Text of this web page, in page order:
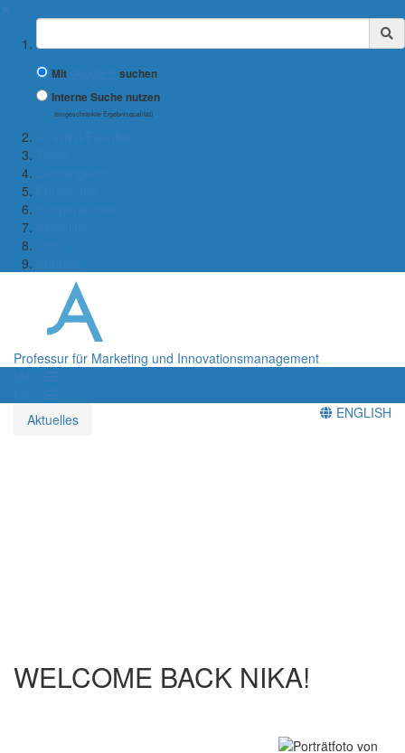
Suchbegriff
Mit
suchen
Interne Suche nutzen
(eingeschränkte Ergebnisqualität)
Professur für Marketing und Innovationsmanagement
Aktuelles
ENGLISH
WELCOME BACK NIKA!